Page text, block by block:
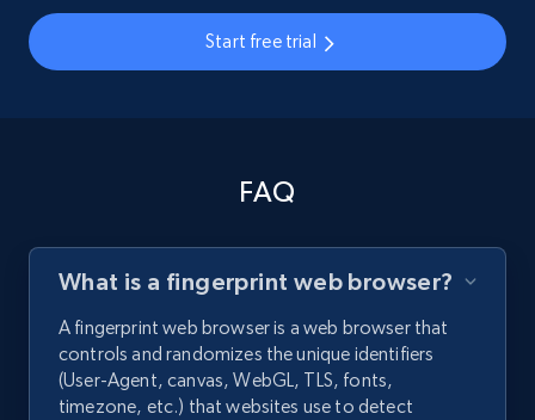
Start free trial
FAQ
What is a fingerprint web browser?
A fingerprint web browser is a web browser that
controls and randomizes the unique identifiers
(User-Agent, canvas, WebGL, TLS, fonts,
timezone, etc.) that websites use to detect